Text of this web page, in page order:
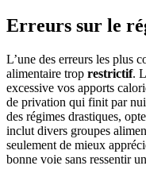
Erreurs sur le
L’une des erreurs les plus
alimentaire trop restrictif.
excessive vos apports
de privation qui finit par
des régimes drastiques,
inclut divers groupes
seulement de mieux
bonne voie sans ressentir